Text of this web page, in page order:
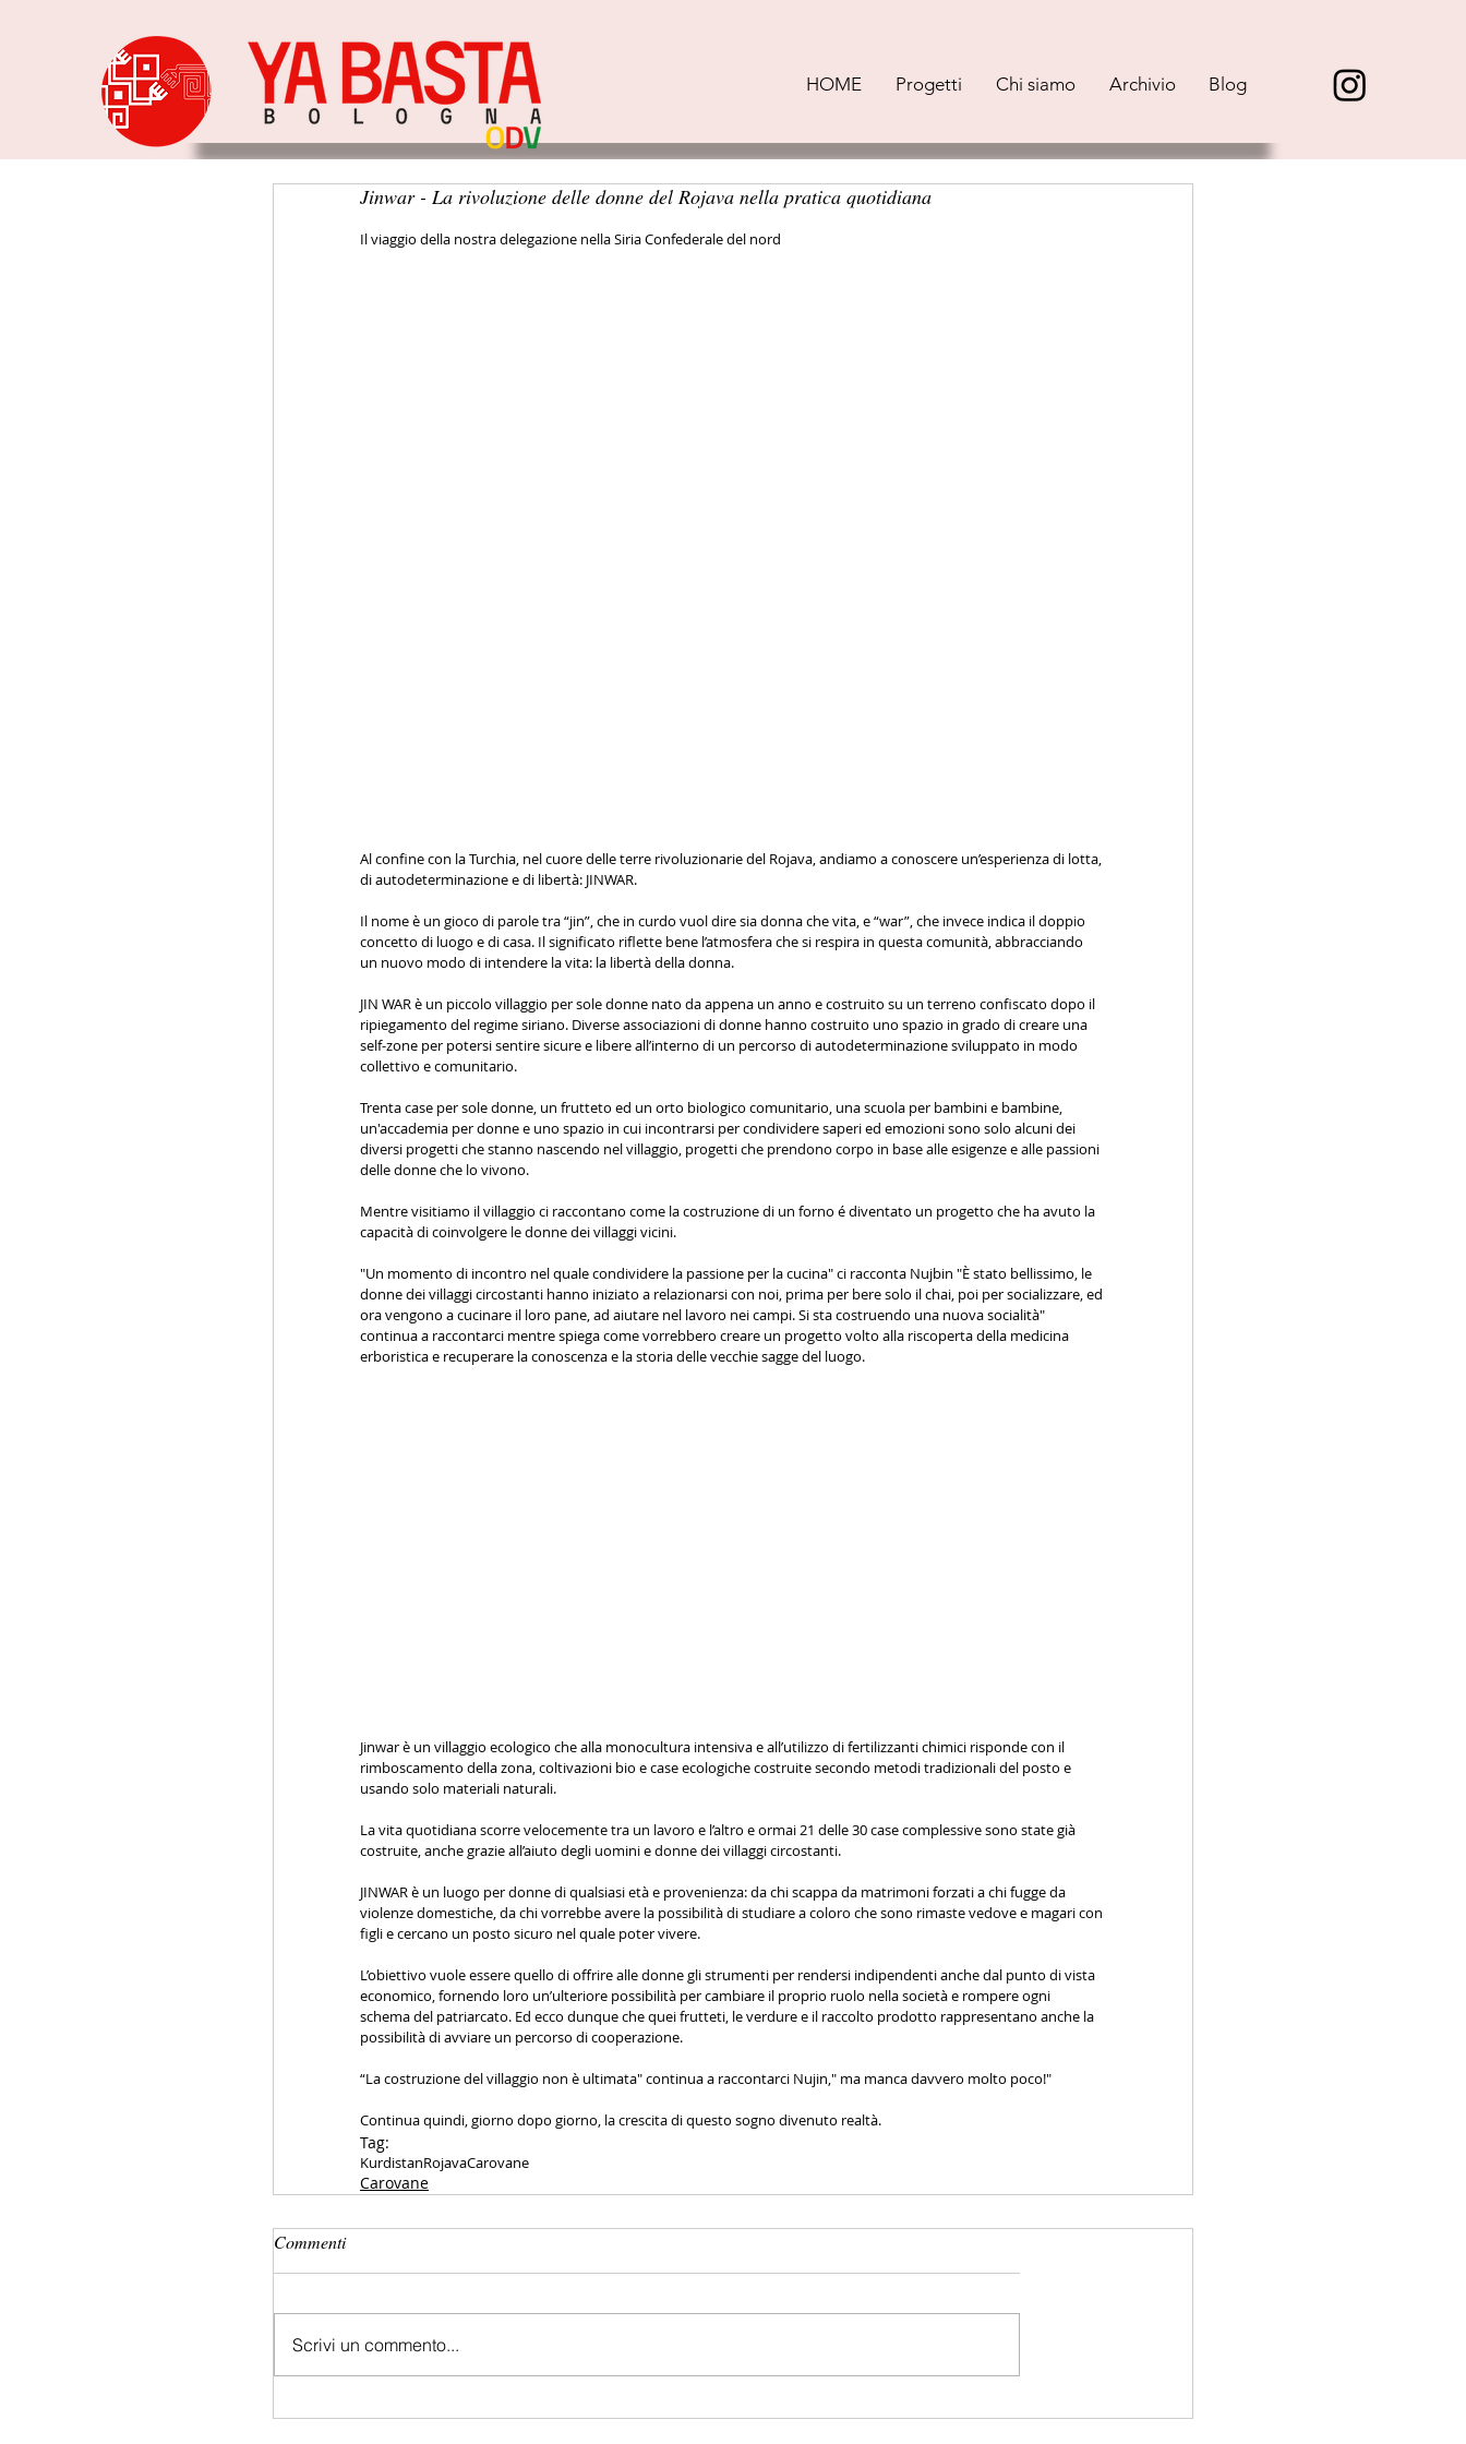
HOME Progetti Chi siamo Archivio Blog
Jinwar - La rivoluzione delle donne del Rojava nella pratica quotidiana
Il viaggio della nostra delegazione nella Siria Confederale del nord
Al confine con la Turchia, nel cuore delle terre rivoluzionarie del Rojava, andiamo a conoscere un’esperienza di lotta,
di autodeterminazione e di libertà: JINWAR.
Il nome è un gioco di parole tra “jin”, che in curdo vuol dire sia donna che vita, e “war”, che invece indica il doppio
concetto di luogo e di casa. Il significato riflette bene l’atmosfera che si respira in questa comunità, abbracciando
un nuovo modo di intendere la vita: la libertà della donna.
JIN WAR è un piccolo villaggio per sole donne nato da appena un anno e costruito su un terreno confiscato dopo il
ripiegamento del regime siriano. Diverse associazioni di donne hanno costruito uno spazio in grado di creare una
self-zone per potersi sentire sicure e libere all’interno di un percorso di autodeterminazione sviluppato in modo
collettivo e comunitario.
Trenta case per sole donne, un frutteto ed un orto biologico comunitario, una scuola per bambini e bambine,
un'accademia per donne e uno spazio in cui incontrarsi per condividere saperi ed emozioni sono solo alcuni dei
diversi progetti che stanno nascendo nel villaggio, progetti che prendono corpo in base alle esigenze e alle passioni
delle donne che lo vivono.
Mentre visitiamo il villaggio ci raccontano come la costruzione di un forno é diventato un progetto che ha avuto la
capacità di coinvolgere le donne dei villaggi vicini.
"Un momento di incontro nel quale condividere la passione per la cucina" ci racconta Nujbin "È stato bellissimo, le
donne dei villaggi circostanti hanno iniziato a relazionarsi con noi, prima per bere solo il chai, poi per socializzare, ed
ora vengono a cucinare il loro pane, ad aiutare nel lavoro nei campi. Si sta costruendo una nuova socialità"
continua a raccontarci mentre spiega come vorrebbero creare un progetto volto alla riscoperta della medicina
erboristica e recuperare la conoscenza e la storia delle vecchie sagge del luogo.
Jinwar è un villaggio ecologico che alla monocultura intensiva e all’utilizzo di fertilizzanti chimici risponde con il
rimboscamento della zona, coltivazioni bio e case ecologiche costruite secondo metodi tradizionali del posto e
usando solo materiali naturali.
La vita quotidiana scorre velocemente tra un lavoro e l’altro e ormai 21 delle 30 case complessive sono state già
costruite, anche grazie all’aiuto degli uomini e donne dei villaggi circostanti.
JINWAR è un luogo per donne di qualsiasi età e provenienza: da chi scappa da matrimoni forzati a chi fugge da
violenze domestiche, da chi vorrebbe avere la possibilità di studiare a coloro che sono rimaste vedove e magari con
figli e cercano un posto sicuro nel quale poter vivere.
L’obiettivo vuole essere quello di offrire alle donne gli strumenti per rendersi indipendenti anche dal punto di vista
economico, fornendo loro un’ulteriore possibilità per cambiare il proprio ruolo nella società e rompere ogni
schema del patriarcato. Ed ecco dunque che quei frutteti, le verdure e il raccolto prodotto rappresentano anche la
possibilità di avviare un percorso di cooperazione.
“La costruzione del villaggio non è ultimata" continua a raccontarci Nujin," ma manca davvero molto poco!"
Continua quindi, giorno dopo giorno, la crescita di questo sogno divenuto realtà.
Tag:
KurdistanRojavaCarovane
Carovane
Commenti
Scrivi un commento...